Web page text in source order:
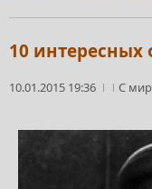
10 интересных
10.01.2015 19:36 С